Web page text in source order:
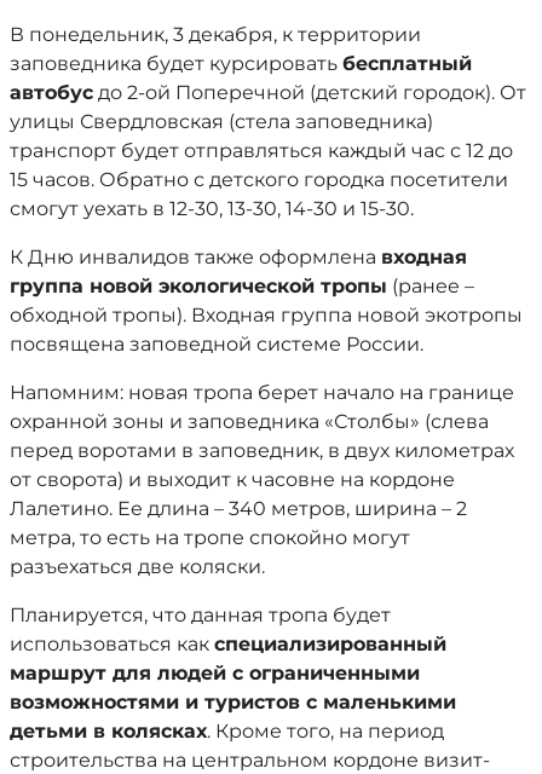
В понедельник, 3 декабря, к территории
заповедника будет курсировать бесплатный
автобус до 2-ой Поперечной (детский городок). От
улицы Свердловская (стела заповедника)
транспорт будет отправляться каждый час с 12 до
15 часов. Обратно с детского городка посетители
смогут уехать в 12-30, 13-30, 14-30 и 15-30.
К Дню инвалидов также оформлена входная
группа новой экологической тропы (ранее –
обходной тропы). Входная группа новой экотропы
посвящена заповедной системе России.
Напомним: новая тропа берет начало на границе
охранной зоны и заповедника «Столбы» (слева
перед воротами в заповедник, в двух километрах
от сворота) и выходит к часовне на кордоне
Лалетино. Ее длина – 340 метров, ширина – 2
метра, то есть на тропе спокойно могут
разъехаться две коляски.
Планируется, что данная тропа будет
использоваться как специализированный
маршрут для людей с ограниченными
возможностями и туристов с маленькими
детьми в колясках. Кроме того, на период
строительства на центральном кордоне визит-